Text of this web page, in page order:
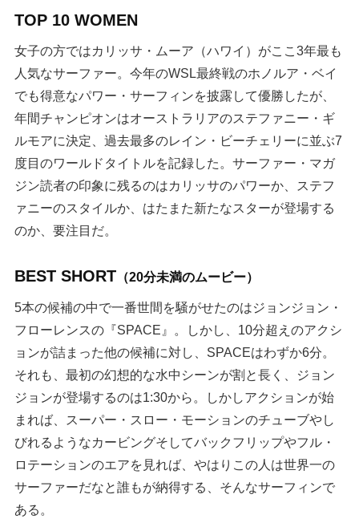
TOP 10 WOMEN
女子の方ではカリッサ・ムーア（ハワイ）がここ3年最も
人気なサーファー。今年のWSL最終戦のホノルア・ベイ
でも得意なパワー・サーフィンを披露して優勝したが、
年間チャンピオンはオーストラリアのステファニー・ギ
ルモアに決定、過去最多のレイン・ビーチェリーに並ぶ7
度目のワールドタイトルを記録した。サーファー・マガ
ジン読者の印象に残るのはカリッサのパワーか、ステフ
ァニーのスタイルか、はたまた新たなスターが登場する
のか、要注目だ。
BEST SHORT （20分未満のムービー）
5本の候補の中で一番世間を騒がせたのはジョンジョン・
フローレンスの『SPACE』。しかし、10分超えのアクシ
ョンが詰まった他の候補に対し、SPACEはわずか6分。
それも、最初の幻想的な水中シーンが割と長く、ジョン
ジョンが登場するのは1:30から。しかしアクションが始
まれば、スーパー・スロー・モーションのチューブやし
びれるようなカービングそしてバックフリップやフル・
ロテーションのエアを見れば、やはりこの人は世界一の
サーファーだなと誰もが納得する、そんなサーフィンで
ある。